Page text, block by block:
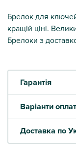
Брелок для
кращій ціні.
Брелоки з
Гарантія
Варіанти
Доставка по